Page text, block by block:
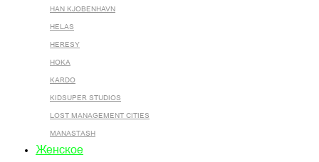
HAN KJOBENHAVN
HELAS
HERESY
HOKA
KARDO
KIDSUPER STUDIOS
LOST MANAGEMENT CITIES
MANASTASH
Женское